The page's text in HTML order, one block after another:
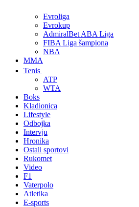
Evroliga
Evrokup
AdmiralBet ABA Liga
FIBA Liga šampiona
NBA
MMA
Tenis
ATP
WTA
Boks
Kladionica
Lifestyle
Odbojka
Intervju
Hronika
Ostali sportovi
Rukomet
Video
F1
Vaterpolo
Atletika
E-sports